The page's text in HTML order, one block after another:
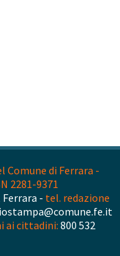
Comune di Ferrara -
2281-9371
Ferrara - tel. redazione
ai cittadini: 800 532